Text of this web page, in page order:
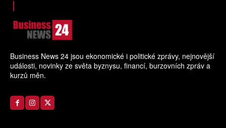
Business News 24 jsou ekonomické i politické zprávy, nejnovější
události, novinky ze světa byznysu, financí, burzovních zpráv a
kurzů měn.